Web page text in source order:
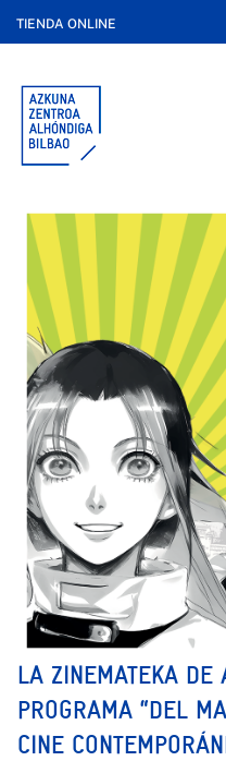
TIENDA ONLINE
LA ZINEMATEKA DE
PROGRAMA “DEL
CINE